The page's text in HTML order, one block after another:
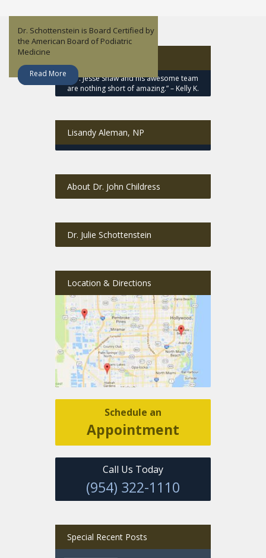
atleta
serio
o
informal
Dr. Jesse Shaw is an orthopedic
surgeon who specializes in Sports
Medicine.
Read More
“Dr. Jesse Shaw and his awesome team
are nothing short of amazing.” – Kelly K.
Lisandy Aleman, NP
Lisandy Aleman is a Nurse Practitioner
– Family.
Read More
About Dr. John Childress
Dr. John Childress focuses on Sports
Medicine and non-operative
orthopedics.
Read More
Dr. Julie Schottenstein
Dr. Schottenstein is Board Certified by
the American Board of Podiatric
Medicine
Read More
Location & Directions
Schedule an
Appointment
Call Us Today
(954) 322-1110
Special Recent Posts